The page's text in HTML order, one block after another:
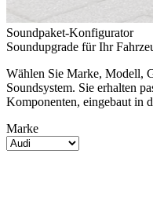
Soundpaket-Konfigurator
Soundupgrade für Ihr
Wählen Sie Marke, Modell,
Soundsystem. Sie erhalten
Komponenten, eingebaut in
Marke